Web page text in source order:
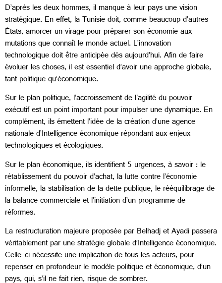
D’après les deux hommes, il manque à leur pays une vision
stratégique. En effet, la Tunisie doit, comme beaucoup d’autres
États, amorcer un virage pour préparer son économie aux
mutations que connaît le monde actuel. L’innovation
technologique doit être anticipée dès aujourd’hui. Afin de faire
évoluer les choses, il est essentiel d’avoir une approche globale,
tant politique qu’économique.
Sur le plan politique, l’accroissement de l'agilité du pouvoir
exécutif est un point important pour impulser une dynamique. En
complément, ils émettent l’idée de la création d’une agence
nationale d’Intelligence économique répondant aux enjeux
technologiques et écologiques.
Sur le plan économique, ils identifient 5 urgences, à savoir : le
rétablissement du pouvoir d’achat, la lutte contre l’économie
informelle, la stabilisation de la dette publique, le rééquilibrage de
la balance commerciale et l’initiation d’un programme de
réformes.
La restructuration majeure proposée par Belhadj et Ayadi passera
véritablement par une stratégie globale d’Intelligence économique.
Celle-ci nécessite une implication de tous les acteurs, pour
repenser en profondeur le modèle politique et économique, d’un
pays, qui, s’il ne fait rien, risque de sombrer.